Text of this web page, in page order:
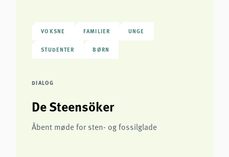
VOKSNE FAMILIER UNGE
STUDENTER BØRN
DIALOG
De Steensöker
Åbent møde for sten- og fossilglade